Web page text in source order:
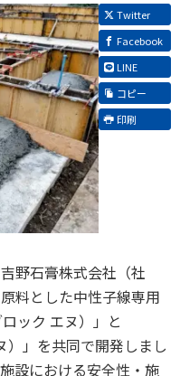
Twitter
Facebook
LINE
コピー
印刷
野石膏株式会社（社
料とした中性子線専用
ック エヌ）」と
）」を共同で開発しまし
設における安全性・施